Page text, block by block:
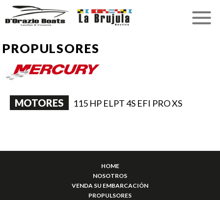
PROPULSORES
MOTORES 115 HP ELPT 4S EFI PRO XS
HOME
NOSOTROS
VENDA SU EMBARCACIÓN
PROPULSORES